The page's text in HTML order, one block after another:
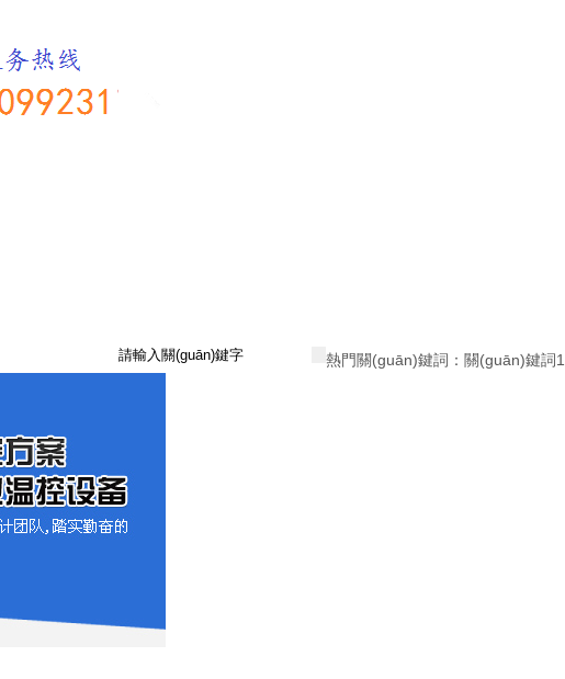
熱門關(guān)鍵詞： 關(guān)鍵詞1